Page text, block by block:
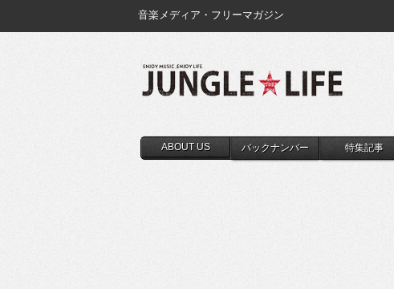
音楽メディア・フリーマガジン
ABOUT US バックナンバー 特集記事